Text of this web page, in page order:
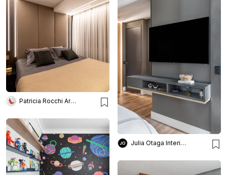
Patricia Rocchi Arquitetura & Interiores
Julia Otaga Interiores